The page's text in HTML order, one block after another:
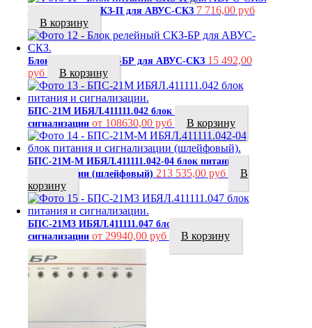
Блок питания СКЗ-П для АВУС-СКЗ 7 716,00руб
В корзину
Блок релейный СКЗ-БР для АВУС-СКЗ 15 492,00
руб
В корзину
БПС-21М ИБЯЛ.411111.042 блок питания и
сигнализации от 108630,00 руб В корзину
БПС-21М-М ИБЯЛ.411111.042-04 блок питания и
сигнализации (шлейфовый) 213 535,00руб
В
корзину
БПС-21М3 ИБЯЛ.411111.047 блок питания и
сигнализации от 29940,00 руб В корзину